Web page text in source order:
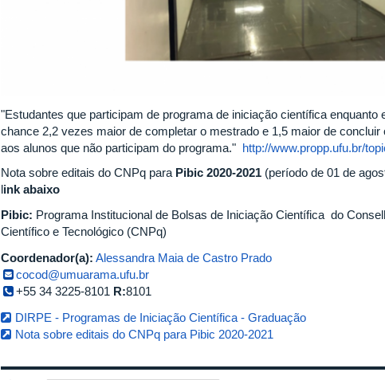
"Estudantes que participam de programa de iniciação científica enquanto
chance 2,2 vezes maior de completar o mestrado e 1,5 maior de concluir
aos alunos que não participam do programa." http://www.propp.ufu.br/
Nota sobre editais do CNPq para Pibic 2020-2021 (período de 01 de
link abaixo
Pibic: Programa Institucional de Bolsas de Iniciação Científica do
Científico e Tecnológico (CNPq)
Coordenador(a): Alessandra Maia de Castro Prado
cocod@umuarama.ufu.br
+55 34 3225-8101 R:8101
DIRPE - Programas de Iniciação Científica - Graduação
Nota sobre editais do CNPq para Pibic 2020-2021